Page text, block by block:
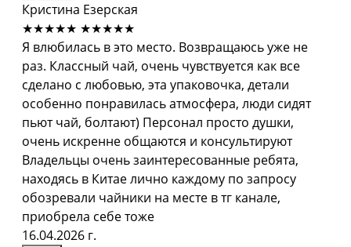
Кристина Езерская
★★★★★ ★★★★★
Я влюбилась в это место. Возвращаюсь уже не
раз. Классный чай, очень чувствуется как все
сделано с любовью, эта упаковочка, детали
особенно понравилась атмосфера, люди сидят
пьют чай, болтают) Персонал просто душки,
очень искренне общаются и консультируют
Владельцы очень заинтересованные ребята,
находясь в Китае лично каждому по запросу
обозревали чайники на месте в тг канале,
приобрела себе тоже
16.04.2026 г.